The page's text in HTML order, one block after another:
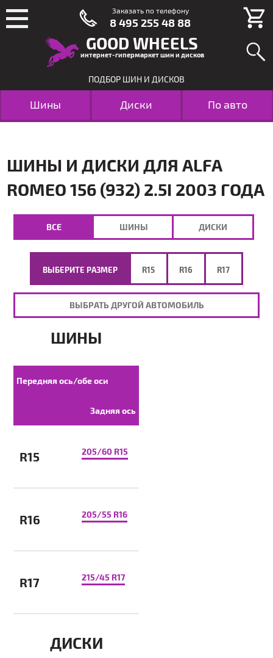
GOOD WHEELS
интернет-гипермаркет шин и дисков
ПОДБОР ШИН И ДИСКОВ
Шины Диски По авто
ШИНЫ И ДИСКИ ДЛЯ ALFA
ROMEO 156 (932) 2.5I 2003 ГОДА
ВЫБЕРИТЕ РАЗМЕР R15 R16 R17
ВЫБРАТЬ ДРУГОЙ АВТОМОБИЛЬ
ВСЕ ШИНЫ ДИСКИ
ШИНЫ
Передняя ось/обе оси
Задняя ось
R15 205/60 R15
R16 205/55 R16
R17 215/45 R17
ДИСКИ
Заказать по телефону
8 495 255 48 88